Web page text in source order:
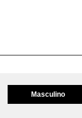
Masculino